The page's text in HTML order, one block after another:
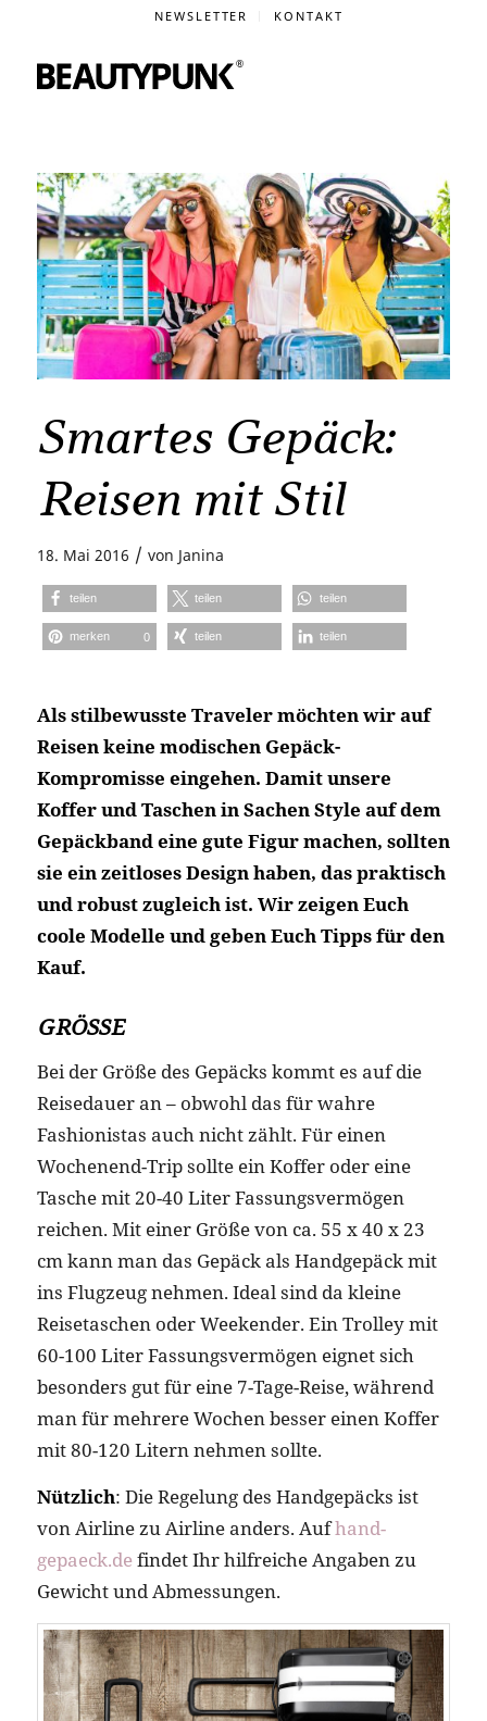
NEWSLETTER KONTAKT
Smartes Gepäck:
Reisen mit Stil
18. Mai 2016 / von Janina
teilen teilen teilen
merken 0 teilen teilen
Als stilbewusste Traveler möchten wir auf
Reisen keine modischen Gepäck-
Kompromisse eingehen. Damit unsere
Koffer und Taschen in Sachen Style auf dem
Gepäckband eine gute Figur machen, sollten
sie ein zeitloses Design haben, das praktisch
und robust zugleich ist. Wir zeigen Euch
coole Modelle und geben Euch Tipps für den
Kauf.
GRÖSSE
Bei der Größe des Gepäcks kommt es auf die
Reisedauer an – obwohl das für wahre
Fashionistas auch nicht zählt. Für einen
Wochenend-Trip sollte ein Koffer oder eine
Tasche mit 20-40 Liter Fassungsvermögen
reichen. Mit einer Größe von ca. 55 x 40 x 23
cm kann man das Gepäck als Handgepäck mit
ins Flugzeug nehmen. Ideal sind da kleine
Reisetaschen oder Weekender. Ein Trolley mit
60-100 Liter Fassungsvermögen eignet sich
besonders gut für eine 7-Tage-Reise, während
man für mehrere Wochen besser einen Koffer
mit 80-120 Litern nehmen sollte.
Nützlich: Die Regelung des Handgepäcks ist
von Airline zu Airline anders. Aufhand-
gepaeck.de findet Ihr hilfreiche Angaben zu
Gewicht und Abmessungen.